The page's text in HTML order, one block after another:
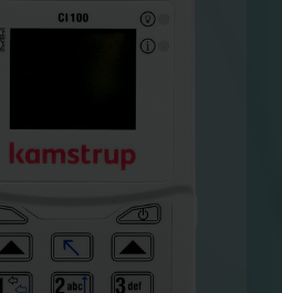
énergétique